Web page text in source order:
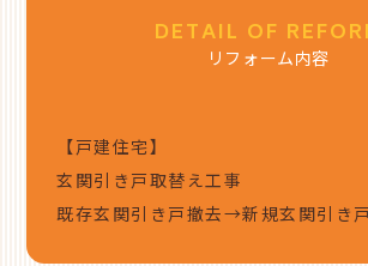
DETAIL OF
リフォーム内容
【戸建住宅】
玄関引き戸取替え工事
既存玄関引き戸撤去→新規玄関引き